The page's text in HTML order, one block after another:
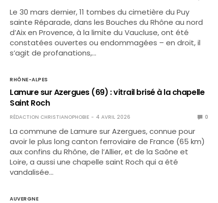
Le 30 mars dernier, 11 tombes du cimetière du Puy
sainte Réparade, dans les Bouches du Rhône au nord
d’Aix en Provence, à la limite du Vaucluse, ont été
constatées ouvertes ou endommagées – en droit, il
s’agit de profanations,…
RHÔNE-ALPES
Lamure sur Azergues (69) : vitrail brisé à la chapelle
Saint Roch
RÉDACTION CHRISTIANOPHOBIE 4 AVRIL 2026 0
La commune de Lamure sur Azergues, connue pour
avoir le plus long canton ferroviaire de France (65 km)
aux confins du Rhône, de l’Allier, et de la Saône et
Loire, a aussi une chapelle saint Roch qui a été
vandalisée…
AUVERGNE